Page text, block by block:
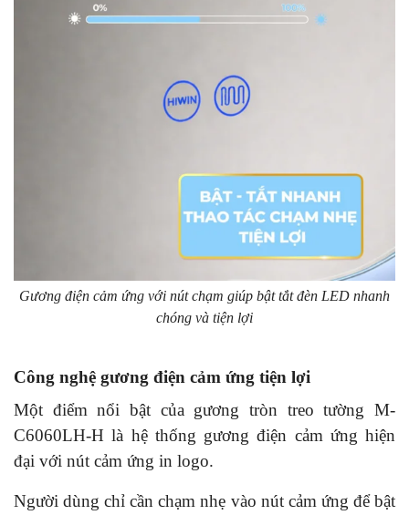
Gương điện cảm ứng với nút chạm giúp bật tắt đèn LED nhanh
chóng và tiện lợi
Công nghệ gương điện cảm ứng tiện lợi
Một điểm nổi bật của gương tròn treo tường M-
C6060LH-H là hệ thống gương điện cảm ứng hiện
đại với nút cảm ứng in logo.
Người dùng chỉ cần chạm nhẹ vào nút cảm ứng để bật